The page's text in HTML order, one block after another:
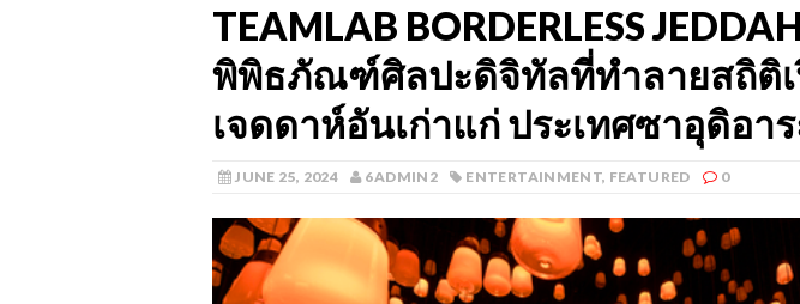
TEAMLAB BORDERLESS
พิพิธภัณฑ์ศิลปะดิจิทัลที่ทําลายสถิติเ
เจดดาห์อันเก่าแก่ ประเทศซาอุดิอาร
JUNE 25, 2024 6ADMIN2 ENTERTAINMENT, FEATURED 0